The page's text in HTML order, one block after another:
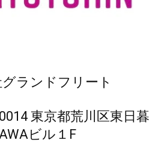
ランドフリート
東京都荒川区東日暮
ビル１F